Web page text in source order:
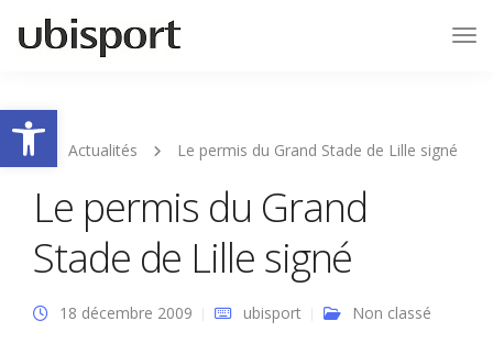
Ouvrir la barre d’outils
Actualités Le permis du Grand Stade de Lille signé
Le permis du Grand
Stade de Lille signé
18 décembre 2009 ubisport Non classé